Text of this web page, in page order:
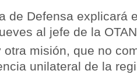
de Defensa explicará
al jefe de la OTAN
otra misión, que no
unilateral de la